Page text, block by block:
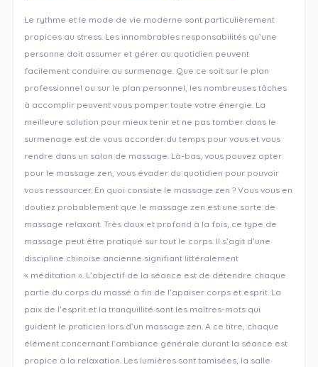
Le rythme et le mode de vie moderne sont particulièrement
propices au stress. Les innombrables responsabilités qu’une
personne doit assumer et gérer au quotidien peuvent
facilement conduire au surmenage. Que ce soit sur le plan
professionnel ou sur le plan personnel, les nombreuses tâches
à accomplir peuvent vous pomper toute votre énergie. La
meilleure solution pour mieux tenir et ne pas tomber dans le
surmenage est de vous accorder du temps pour vous et vous
rendre dans un salon de massage. Là-bas, vous pouvez opter
pour le massage zen, vous évader du quotidien pour pouvoir
vous ressourcer. En quoi consiste le massage zen ? Vous vous en
doutiez probablement que le massage zen est une sorte de
massage relaxant. Très doux et profond à la fois, ce type de
massage peut être pratiqué sur tout le corps. Il s’agit d’une
discipline chinoise ancienne signifiant littéralement
« méditation ». L’objectif de la séance est de détendre chaque
partie du corps du massé à fin de l’apaiser corps et esprit. La
paix de l’esprit et la tranquillité sont les maîtres-mots qui
guident le praticien lors d’un massage zen. A ce titre, chaque
élément concernant l’ambiance générale durant la séance est
propice à la relaxation. Les lumières sont tamisées, la salle